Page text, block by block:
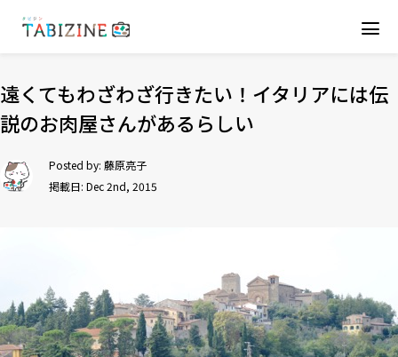
遠くてもわざわざ行きたい！イタリアには伝
説のお肉屋さんがあるらしい
Posted by: 藤原亮子
掲載日: Dec 2nd, 2015